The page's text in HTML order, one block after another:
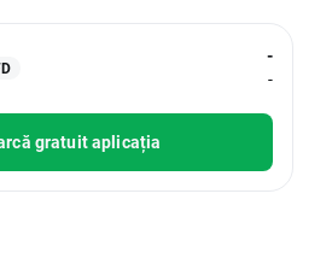
-
-
gratuit aplicația